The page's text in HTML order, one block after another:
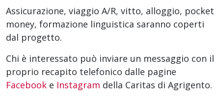
Assicurazione, viaggio A/R, vitto, alloggio, pocket
money, formazione linguistica saranno coperti
dal progetto.
Chi è interessato può inviare un messaggio con il
proprio recapito telefonico dalle pagine
Facebook e Instagram della Caritas di Agrigento.